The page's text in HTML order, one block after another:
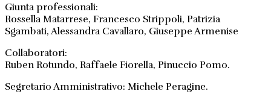
Giunta professionali:
Rossella Matarrese, Francesco Strippoli, Patrizia
Sgambati, Alessandra Cavallaro, Giuseppe Armenise
Collaboratori:
Ruben Rotundo, Raffaele Fiorella, Pinuccio Pomo.
Segretario Amministrativo: Michele Peragine.